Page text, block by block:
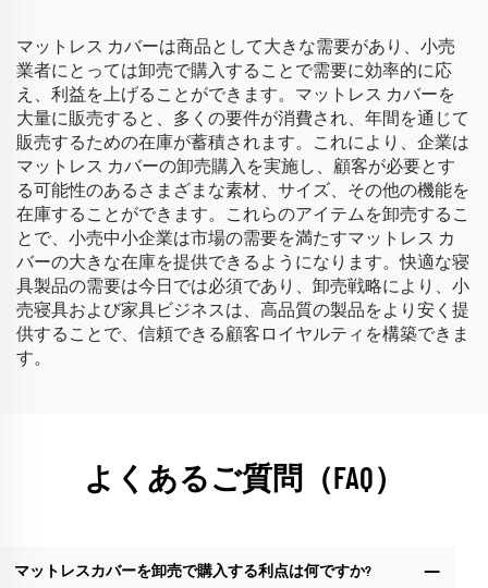
マットレス カバーは商品として大きな需要があり、小売
業者にとっては卸売で購入することで需要に効率的に応
え、利益を上げることができます。マットレス カバーを
大量に販売すると、多くの要件が消費され、年間を通じて
販売するための在庫が蓄積されます。これにより、企業は
マットレス カバーの卸売購入を実施し、顧客が必要とす
る可能性のあるさまざまな素材、サイズ、その他の機能を
在庫することができます。これらのアイテムを卸売するこ
とで、小売中小企業は市場の需要を満たすマットレス カ
バーの大きな在庫を提供できるようになります。快適な寝
具製品の需要は今日では必須であり、卸売戦略により、小
売寝具および家具ビジネスは、高品質の製品をより安く提
供することで、信頼できる顧客ロイヤルティを構築できま
す。
よくあるご質問（FAQ）
マットレスカバーを卸売で購入する利点は何ですか?